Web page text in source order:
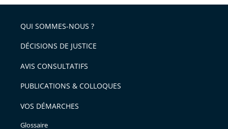
QUI SOMMES-NOUS ?
DÉCISIONS DE JUSTICE
AVIS CONSULTATIFS
PUBLICATIONS & COLLOQUES
VOS DÉMARCHES
Glossaire